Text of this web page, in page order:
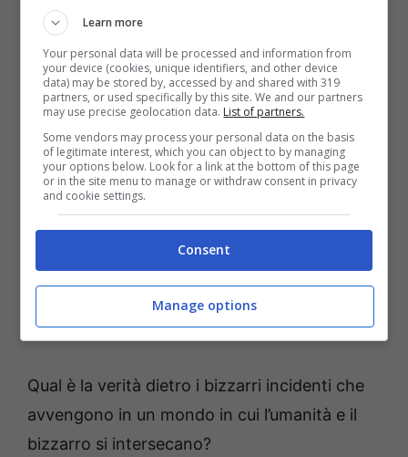
I loro mondi non avrebbero mai dovuto
incrociarsi, ma si danno la mano per risolvere
un sanguinoso mistero.
Nella più buia delle notti, Lynn si trova in un
disperato bisogno di aiuto.
Poi si aggira nella misteriosa città di
“Lügenberg”, dove vivono i non umani.
quando incontra “Arne”, un vampiro che viene
definito “il peggiore” della città. E questa sera
si è verificato un nuovo “caso di omicidio”.
Qual è la verità dietro i bizzarri incidenti che
avvengono in un mondo in cui l’umanità e il
bizzarro si intersecano?
Learn more
Your personal data will be processed and information from
your device (cookies, unique identifiers, and other device
data) may be stored by, accessed by and shared with 319
partners, or used specifically by this site. We and our partners
may use precise geolocation data. List of partners.
Some vendors may process your personal data on the basis
of legitimate interest, which you can object to by managing
your options below. Look for a link at the bottom of this page
or in the site menu to manage or withdraw consent in privacy
and cookie settings.
Consent
Manage options